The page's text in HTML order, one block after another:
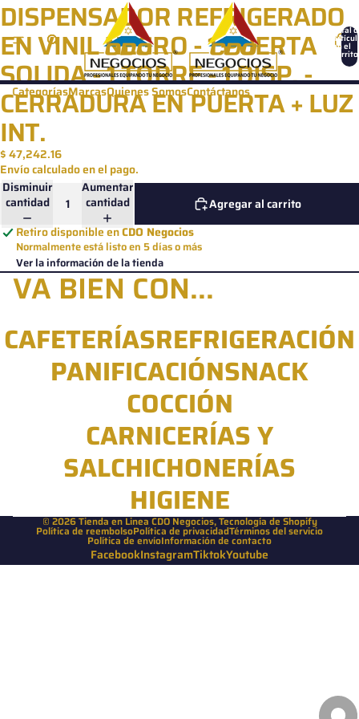
Total
en el
CategoríasMarcasQuienes SomosContáctanos
DISPENSADOR REFRIGERADO
EN VINIL NEGRO - 1 PUERTA
SOLIDA - 1 TORRE - 1 DISP. -
CERRADURA EN PUERTA + LUZ
INT.
$ 47,242.16
Envío calculado en el pago.
Disminuir
cantidad
Aumentar
cantidad
Agregar al carrito
Retiro disponible enCDO Negocios
Normalmente está listo en 5 días o más
Ver la información de la tienda
VA BIEN CON...
CAFETERÍASREFRIGERACIÓN
PANIFICACIÓNSNACK
COCCIÓN
CARNICERÍAS Y
SALCHICHONERÍAS
HIGIENE
© 2026Tienda en Linea CDO Negocios,Tecnología de Shopify
Política de reembolsoPolítica de privacidadTérminos del servicio
Política de envíoInformación de contacto
FacebookInstagramTiktokYoutube